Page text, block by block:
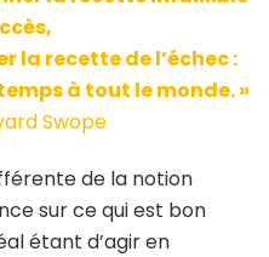
la recette de l’échec :
à tout le monde. »
Swope
de la notion
sur ce qui est bon
étant d’agir en